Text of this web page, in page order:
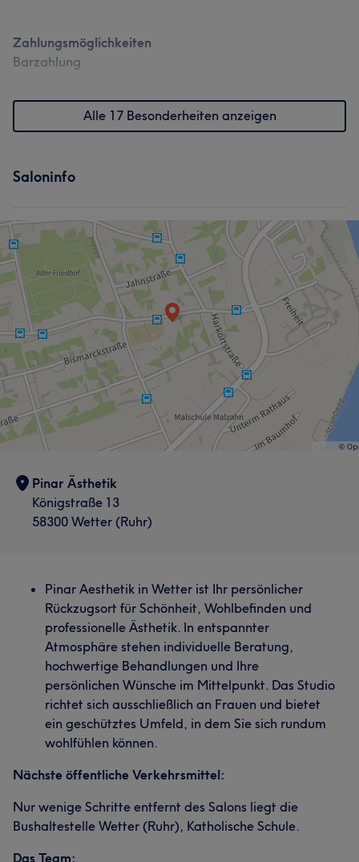
Zahlungsmöglichkeiten
Barzahlung
Alle 17 Besonderheiten anzeigen
Saloninfo
Pinar Ästhetik
Königstraße 13
58300 Wetter (Ruhr)
Pinar Aesthetik in Wetter ist Ihr persönlicher
Rückzugsort für Schönheit, Wohlbefinden und
professionelle Ästhetik. In entspannter
Atmosphäre stehen individuelle Beratung,
hochwertige Behandlungen und Ihre
persönlichen Wünsche im Mittelpunkt. Das Studio
richtet sich ausschließlich an Frauen und bietet
ein geschütztes Umfeld, in dem Sie sich rundum
wohlfühlen können.
Nächste öffentliche Verkehrsmittel:
Nur wenige Schritte entfernt des Salons liegt die
Bushaltestelle Wetter (Ruhr), Katholische Schule.
Das Team: